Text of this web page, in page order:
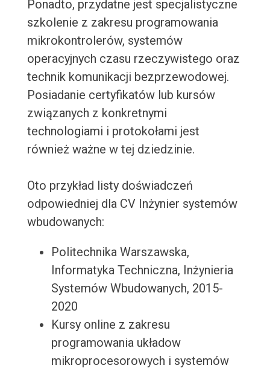
Ponadto, przydatne jest specjalistyczne
szkolenie z zakresu programowania
mikrokontrolerów, systemów
operacyjnych czasu rzeczywistego oraz
technik komunikacji bezprzewodowej.
Posiadanie certyfikatów lub kursów
związanych z konkretnymi
technologiami i protokołami jest
również ważne w tej dziedzinie.
Oto przykład listy doświadczeń
odpowiedniej dla CV Inżynier systemów
wbudowanych:
Politechnika Warszawska,
Informatyka Techniczna, Inżynieria
Systemów Wbudowanych, 2015-
2020
Kursy online z zakresu
programowania układow
mikroprocesorowych i systemów